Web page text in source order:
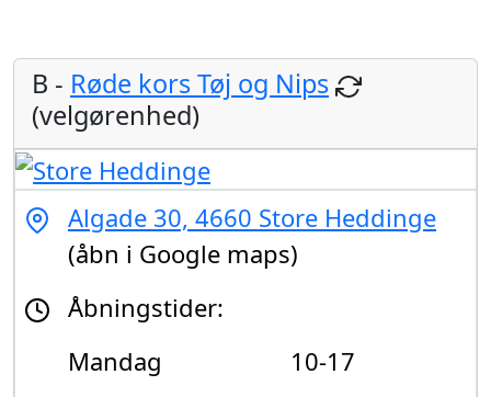
B - Røde kors Tøj og Nips
(velgørenhed)
Algade 30, 4660 Store Heddinge
(åbn i Google maps)
Åbningstider:
Mandag
10-17